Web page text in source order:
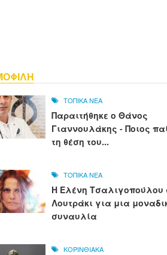
ΤΟΠΙΚΑ ΝΕΑ
Παραιτήθηκε ο Θάνος
Γιαννουλάκης - Ποιος
τη θέση του...
ΤΟΠΙΚΑ ΝΕΑ
Η Ελένη Τσαλιγοπούλου
Λουτράκι για μια
συναυλία
ΚΟΡΙΝΘΙΑΚΑ